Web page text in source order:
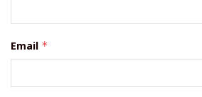
Email *